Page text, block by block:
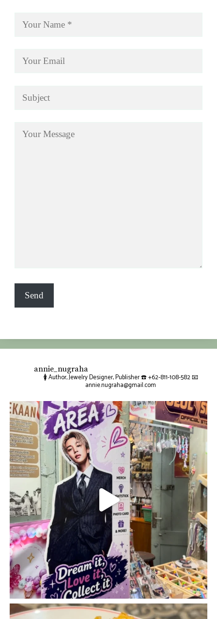
annie_nugraha
🚺 Author, Jewelry Designer, Publisher☎️ +62-811-108-582📧
annie.nugraha@gmail.com